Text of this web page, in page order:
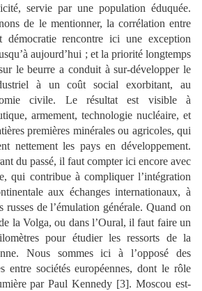
servie par une population éduquée.
de le mentionner, la corrélation entre
démocratie rencontre ici une exception
aujourd’hui ; et la priorité longtemps
le beurre a conduit à sur-développer le
à un coût social exorbitant, au
civile. Le résultatest visible à
armement, technologie nucléaire, et
premières minérales ou agricoles, qui
nettement les pays en développement.
du passé, il faut compter ici encore avec
qui contribue à compliquer l’intégration
aux échanges internationaux, à
russes de l’émulation générale. Quand on
la Volga, ou dans l’Oural, il faut faire un
pour étudier les ressorts de la
Nous sommesici à l’opposé des
entre sociétés européennes, dont le rôle
par Paul Kennedy [3]. Moscou est-